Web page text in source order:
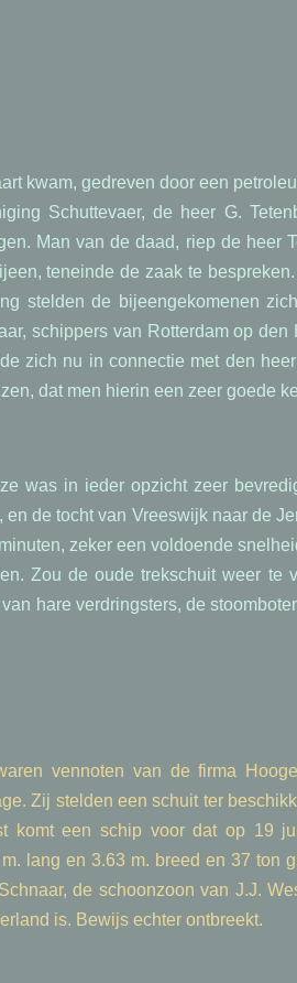
kwam, gedreven door een
Schuttevaer, de heer G.
Man van de daad, riep de heer
teneinde de zaak te
stelden de bijeengekomenen
schippers van Rotterdam op
zich nu in connectie met den
dat men hierin een zeer goede
was in ieder opzicht zeer
de tocht van Vreeswijk naar de
zeker een voldoende
Zou de oude trekschuit weer te
hare verdringsters, de
vennoten van de firma
Zij stelden een schuit ter
komt een schip voor dat op 19
lang en 3.63 m. breed en 37 ton
de schoonzoon van J.J.
is. Bewijs echter ontbreekt.